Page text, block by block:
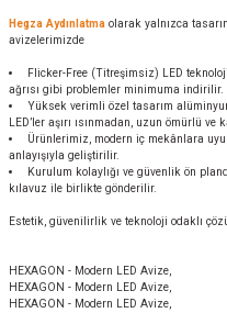
Hegza Aydınlatma olarak yalnızca
avizelerimizde
Flicker-Free (Titreşimsiz) LED
ağrısı gibi problemler minimuma indirilir.
Yüksek verimli özel tasarım
LED’ler aşırı ısınmadan, uzun ömürlü ve
Ürünlerimiz, modern iç mekânlara
anlayışıyla geliştirilir.
Kurulum kolaylığı ve güvenlik ön
kılavuz ile birlikte gönderilir.
Estetik, güvenilirlik ve teknoloji odaklı
HEXAGON - Modern LED Avize,
HEXAGON - Modern LED Avize,
HEXAGON - Modern LED Avize,